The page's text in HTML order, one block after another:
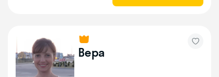
Вера